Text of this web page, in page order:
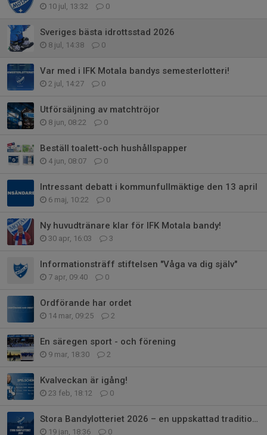
10 jul, 13:32 0
Sveriges bästa idrottsstad 2026
8 jul, 14:38 0
Var med i IFK Motala bandys semesterlotteri!
2 jul, 14:27 0
Utförsäljning av matchtröjor
8 jun, 08:22 0
Beställ toalett-och hushållspapper
4 jun, 08:07 0
Intressant debatt i kommunfullmäktige den 13 april
6 maj, 10:22 0
Ny huvudtränare klar för IFK Motala bandy!
30 apr, 16:03 3
Informationsträff stiftelsen "Våga va dig själv"
7 apr, 09:40 0
Ordförande har ordet
14 mar, 09:25 2
En säregen sport - och förening
9 mar, 18:30 2
Kvalveckan är igång!
23 feb, 18:12 0
Stora Bandylotteriet 2026 – en uppskattad tradition i IFK Motala
19 jan, 18:36 0